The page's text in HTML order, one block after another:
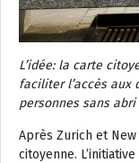
L’idée: la carte
faciliter l’accès aux
personnes sans
Après Zurich et
citoyenne.